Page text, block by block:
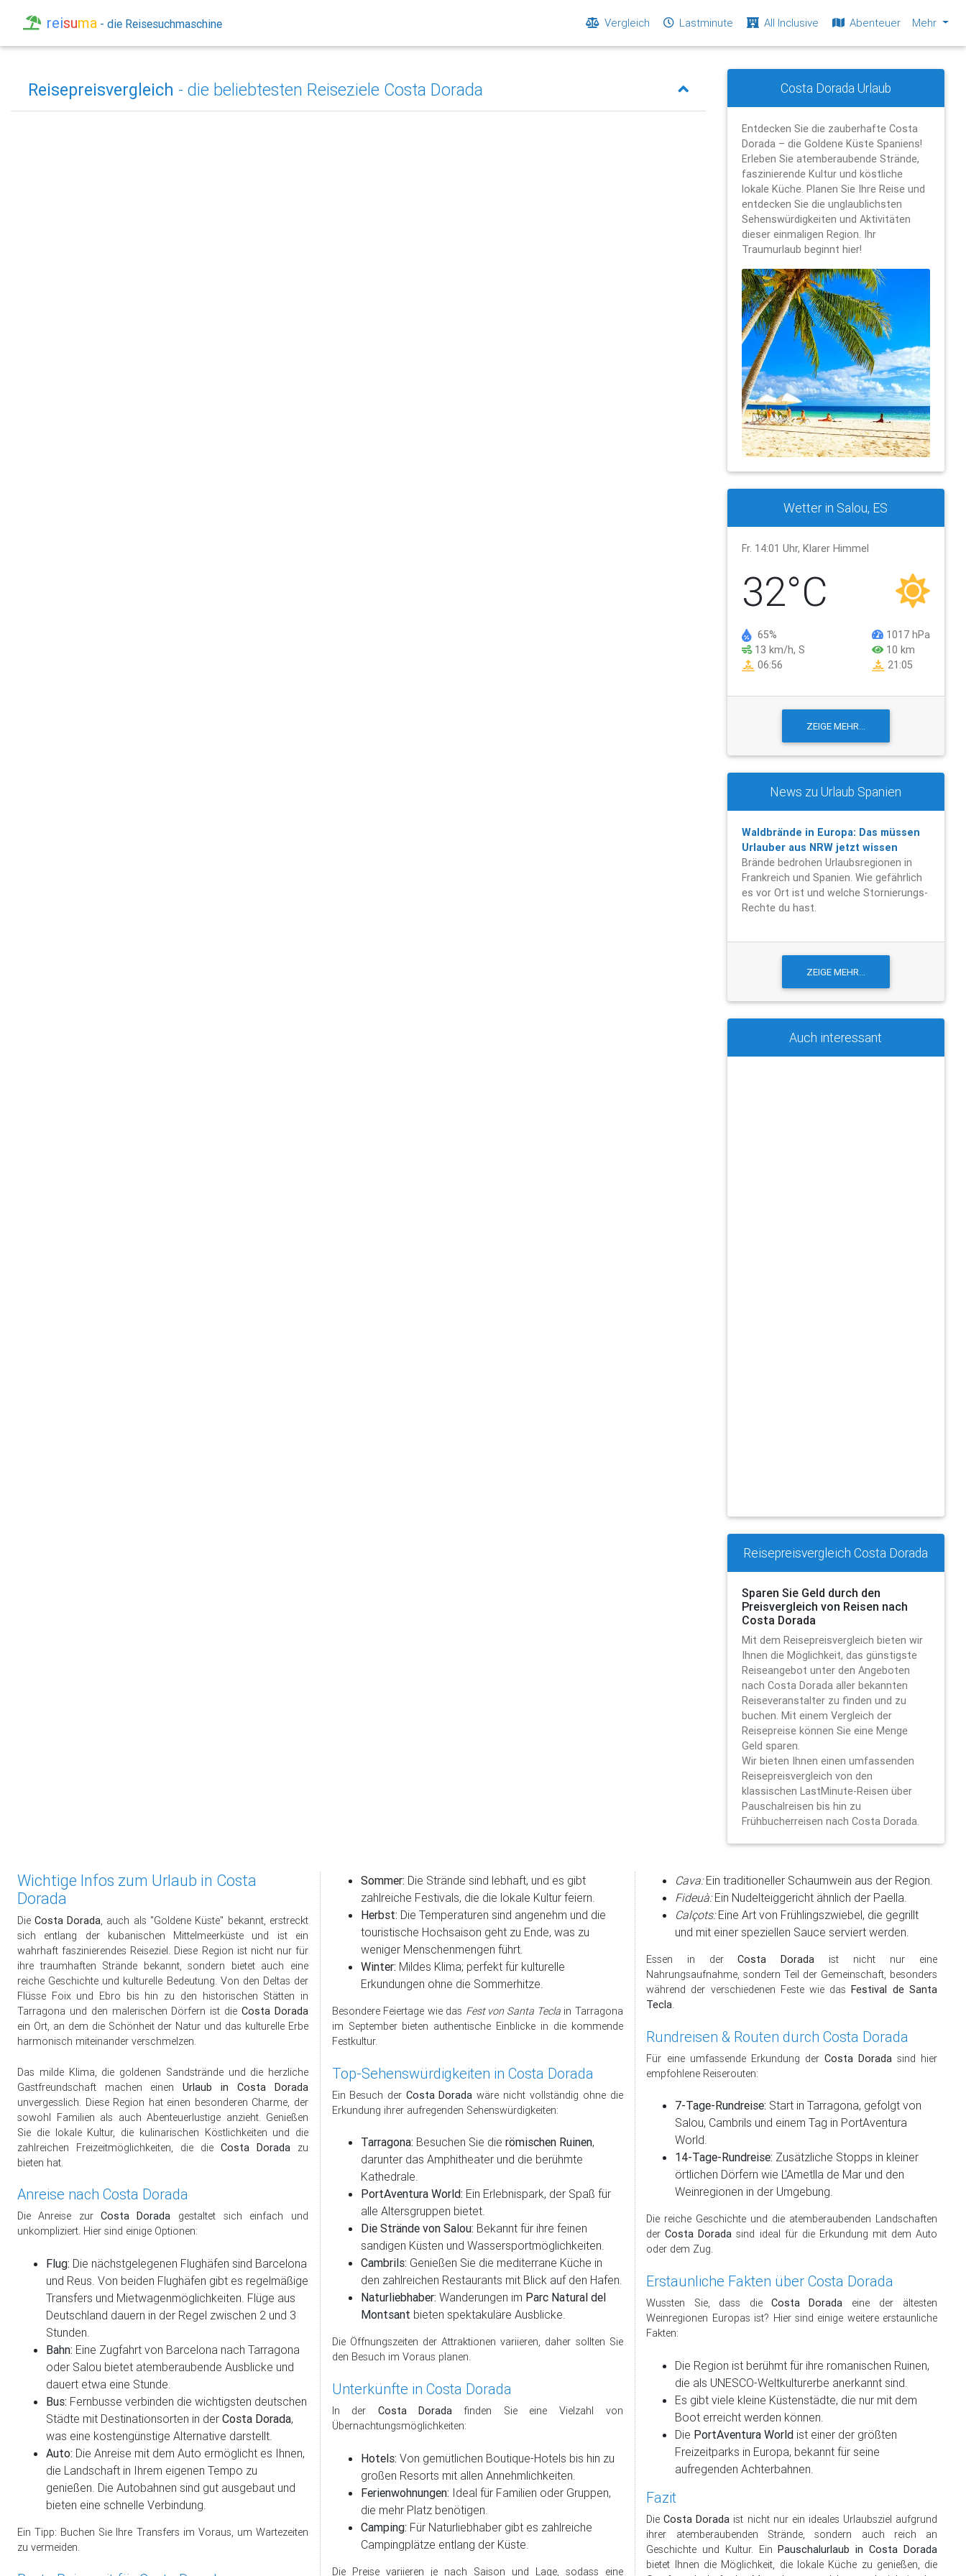
reisuma - die Reisesuchmaschine Vergleich Lastminute All Inclusive Abenteuer Mehr
Reisepreisvergleich - die beliebtesten Reiseziele Costa Dorada Costa Dorada Urlaub
Entdecken Sie die zauberhafte Costa
Dorada – die Goldene Küste Spaniens!
Erleben Sie atemberaubende Strände,
faszinierende Kultur und köstliche
lokale Küche. Planen Sie Ihre Reise und
entdecken Sie die unglaublichsten
Sehenswürdigkeiten und Aktivitäten
dieser einmaligen Region. Ihr
Traumurlaub beginnt hier!
Wetter in Salou, ES
Fr. 14:01 Uhr, Klarer Himmel
32°C
65%
13 km/h, S
06:56
1017 hPa
10 km
21:05
News zu Urlaub Spanien
Waldbrände in Europa: Das müssen
Urlauber aus NRW jetzt wissen
Brände bedrohen Urlaubsregionen in
Frankreich und Spanien. Wie gefährlich
es vor Ort ist und welche Stornierungs-
Rechte du hast.
Auch interessant
Reisepreisvergleich Costa Dorada
Sparen Sie Geld durch den
Preisvergleich von Reisen nach
Costa Dorada
Mit dem Reisepreisvergleich bieten wir
Ihnen die Möglichkeit, das günstigste
Reiseangebot unter den Angeboten
nach Costa Dorada aller bekannten
Reiseveranstalter zu finden und zu
buchen. Mit einem Vergleich der
Reisepreise können Sie eine Menge
Geld sparen.
Wir bieten Ihnen einen umfassenden
Reisepreisvergleich von den
klassischen LastMinute-Reisen über
Pauschalreisen bis hin zu
Frühbucherreisen nach Costa Dorada.
Wichtige Infos zum Urlaub in Costa
Dorada
Die Costa Dorada, auch als "Goldene Küste" bekannt, erstreckt
sich entlang der kubanischen Mittelmeerküste und ist ein
wahrhaft faszinierendes Reiseziel. Diese Region ist nicht nur für
ihre traumhaften Strände bekannt, sondern bietet auch eine
reiche Geschichte und kulturelle Bedeutung. Von den Deltas der
Flüsse Foix und Ebro bis hin zu den historischen Stätten in
Tarragona und den malerischen Dörfern ist die Costa Dorada
ein Ort, an dem die Schönheit der Natur und das kulturelle Erbe
harmonisch miteinander verschmelzen.
Das milde Klima, die goldenen Sandstrände und die herzliche
Gastfreundschaft machen einen Urlaub in Costa Dorada
unvergesslich. Diese Region hat einen besonderen Charme, der
sowohl Familien als auch Abenteuerlustige anzieht. Genießen
Sie die lokale Kultur, die kulinarischen Köstlichkeiten und die
zahlreichen Freizeitmöglichkeiten, die die Costa Dorada zu
bieten hat.
Anreise nach Costa Dorada
Die Anreise zur Costa Dorada gestaltet sich einfach und
unkompliziert. Hier sind einige Optionen:
Flug: Die nächstgelegenen Flughäfen sind Barcelona
und Reus. Von beiden Flughäfen gibt es regelmäßige
Transfers und Mietwagenmöglichkeiten. Flüge aus
Deutschland dauern in der Regel zwischen 2 und 3
Stunden.
Bahn: Eine Zugfahrt von Barcelona nach Tarragona
oder Salou bietet atemberaubende Ausblicke und
dauert etwa eine Stunde.
Bus: Fernbusse verbinden die wichtigsten deutschen
Städte mit Destinationsorten in der Costa Dorada,
was eine kostengünstige Alternative darstellt.
Auto: Die Anreise mit dem Auto ermöglicht es Ihnen,
die Landschaft in Ihrem eigenen Tempo zu
genießen. Die Autobahnen sind gut ausgebaut und
bieten eine schnelle Verbindung.
Ein Tipp: Buchen Sie Ihre Transfers im Voraus, um Wartezeiten
zu vermeiden.
Sommer: Die Strände sind lebhaft, und es gibt
zahlreiche Festivals, die die lokale Kultur feiern.
Herbst: Die Temperaturen sind angenehm und die
touristische Hochsaison geht zu Ende, was zu
weniger Menschenmengen führt.
Winter: Mildes Klima; perfekt für kulturelle
Erkundungen ohne die Sommerhitze.
Besondere Feiertage wie das Fest von Santa Teclain Tarragona
im September bieten authentische Einblicke in die kommende
Festkultur.
Top-Sehenswürdigkeiten in Costa Dorada
Ein Besuch der Costa Doradawäre nicht vollständig ohne die
Erkundung ihrer aufregenden Sehenswürdigkeiten:
Tarragona: Besuchen Sie die römischen Ruinen,
darunter das Amphitheater und die berühmte
Kathedrale.
PortAventura World: Ein Erlebnispark, der Spaß für
alle Altersgruppen bietet.
Die Strände von Salou: Bekannt für ihre feinen
sandigen Küsten und Wassersportmöglichkeiten.
Cambrils: Genießen Sie die mediterrane Küche in
den zahlreichen Restaurants mit Blick auf den Hafen.
Naturliebhaber: Wanderungen im Parc Natural del
Montsant bieten spektakuläre Ausblicke.
Die Öffnungszeiten der Attraktionen variieren, daher sollten Sie
den Besuch im Voraus planen.
Unterkünfte in Costa Dorada
In der Costa Doradafinden Sie eine Vielzahl von
Übernachtungsmöglichkeiten:
Hotels: Von gemütlichen Boutique-Hotels bis hin zu
großen Resorts mit allen Annehmlichkeiten.
Ferienwohnungen: Ideal für Familien oder Gruppen,
die mehr Platz benötigen.
Camping: Für Naturliebhaber gibt es zahlreiche
Campingplätze entlang der Küste.
Die Preise variieren je nach Saison und Lage, sodass eine
Cava:Ein traditioneller Schaumwein aus der Region.
Fideuà:Ein Nudelteiggericht ähnlich der Paella.
Calçots:Eine Art von Frühlingszwiebel, die gegrillt
und mit einer speziellen Sauce serviert werden.
Essen in derCosta Dorada ist nicht nur eine
Nahrungsaufnahme, sondern Teil der Gemeinschaft, besonders
während der verschiedenen Feste wie dasFestival de Santa
Tecla.
Rundreisen & Routen durch Costa Dorada
Für eine umfassende Erkundung derCosta Dorada sind hier
empfohlene Reiserouten:
7-Tage-Rundreise: Start in Tarragona, gefolgt von
Salou, Cambrils und einem Tag in PortAventura
World.
14-Tage-Rundreise: Zusätzliche Stopps in kleiner
örtlichen Dörfern wie L'Ametlla de Mar und den
Weinregionen in der Umgebung.
Die reiche Geschichte und die atemberaubenden Landschaften
derCosta Dorada sind ideal für die Erkundung mit dem Auto
oder dem Zug.
Erstaunliche Fakten über Costa Dorada
Wussten Sie, dass dieCosta Dorada eine der ältesten
Weinregionen Europas ist? Hier sind einige weitere erstaunliche
Fakten:
Die Region ist berühmt für ihre romanischen Ruinen,
die als UNESCO-Weltkulturerbe anerkannt sind.
Es gibt viele kleine Küstenstädte, die nur mit dem
Boot erreicht werden können.
Die PortAventura World ist einer der größten
Freizeitparks in Europa, bekannt für seine
aufregenden Achterbahnen.
Fazit
DieCosta Dorada ist nicht nur ein ideales Urlaubsziel aufgrund
ihrer atemberaubenden Strände, sondern auch reich an
Geschichte und Kultur. EinPauschalurlaub in Costa Dorada
bietet Ihnen die Möglichkeit, die lokale Küche zu genießen, die